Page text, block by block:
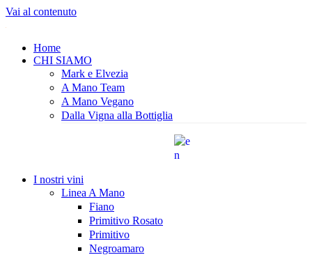
Vai al contenuto
Home
CHI SIAMO
Mark e Elvezia
A Mano Team
A Mano Vegano
Dalla Vigna alla Bottiglia
I nostri vini
Linea A Mano
Fiano
Primitivo Rosato
Primitivo
Negroamaro